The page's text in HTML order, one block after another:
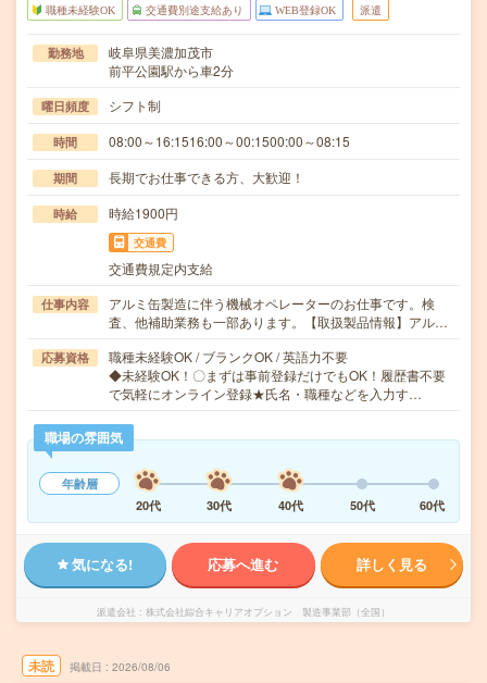
職種未経験OK 交通費別途支給あり WEB登録OK 派遣
勤務地
岐阜県美濃加茂市
前平公園駅から車2分
曜日頻度 シフト制
時間 08:00～16:1516:00～00:1500:00～08:15
期間 長期でお仕事できる方、大歓迎！
時給 時給1900円
交通費
交通費規定内支給
仕事内容
アルミ缶製造に伴う機械オペレーターのお仕事です。検
査、他補助業務も一部あります。【取扱製品情報】アル…
応募資格
職種未経験OK / ブランクOK / 英語力不要
◆未経験OK！〇まずは事前登録だけでもOK！履歴書不要
で気軽にオンライン登録★氏名・職種などを入力す…
職場の雰囲気
年齢層
20代
30代 40代 50代 60代
気になる! 応募へ進む 詳しく見る
派遣会社 株式会社綜合キャリアオプション 製造事業部（全国）
未読 掲載日 2026/08/06